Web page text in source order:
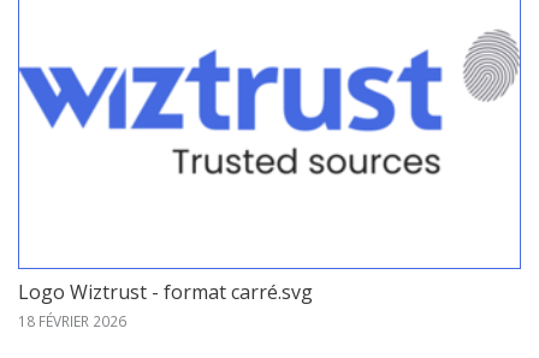
Logo Wiztrust - format carré.svg
18 FÉVRIER 2026